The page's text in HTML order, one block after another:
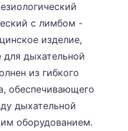
с лимбом -
изделие,
для дыхательной
из гибкого
обеспечивающего
дыхательной
оборудованием.